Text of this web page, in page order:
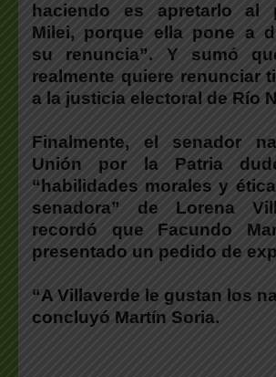
haciendo es apretarlo al
Milei, porque ella pone a
su renuncia”. Y sumó
realmente quiere renunciar
a la justicia electoral de Río
Finalmente, el senador
Unión por la Patria
“habilidades morales y
senadora” de Lorena
recordó que Facundo
presentado un pedido de
“A Villaverde le gustan los
concluyó Martín Soria.